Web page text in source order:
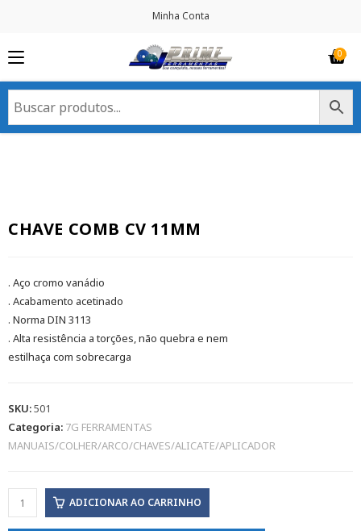
Minha Conta
CHAVE COMB CV 11MM
. Aço cromo vanádio
. Acabamento acetinado
. Norma DIN 3113
. Alta resistência a torções, não quebra e nem
estilhaça com sobrecarga
SKU:501
Categoria: 7G FERRAMENTAS
MANUAIS/COLHER/ARCO/CHAVES/ALICATE/APLICADOR
ADICIONAR AO CARRINHO